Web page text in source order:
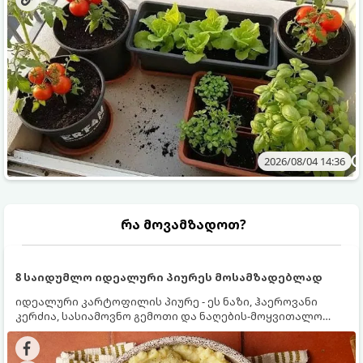
2026/08/04 14:36
რა მოვამზადოთ?
8 საიდუმლო იდეალური პიურეს მოსამზადებლად
იდეალური კარტოფილის პიურე - ეს ნაზი, ჰაეროვანი
კერძია, სასიამოვნო გემოთი და ნაღების-მოყვითალო
ფერით. მისი მომზადება ძალიან მარტივია, მაგრამ
არსებობს რამდენიმე საიდუმლო, რომლებიც უნდა
იცოდეთ, რომ პიურე იდეალურად გემრიელი გამოვიდეს.